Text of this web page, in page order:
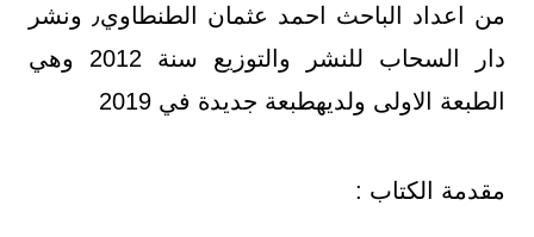
من اعداد الباحث احمد عثمان الطنطاوي٫ ونشر
دار السحاب للنشر والتوزيع سنة 2012 وهي
الطبعة الاولى ولديهطبعة جديدة في 2019
مقدمة الكتاب :